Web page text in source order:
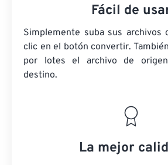
Fácil de
Simplemente suba sus archivos
clic en el botón convertir.
por lotes el archivo de origen
destino.
La mejor